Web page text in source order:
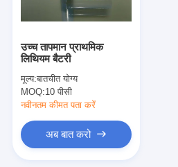
आपातकालीन प्रकाश बैटरी
ली Mno2 बैटरी
ली Socl2 बैटरी
हाइब्रिड कार बैटरी
उच्च तापमान प्राथमिक
लिथियम बैटरी
मूल्य:बातचीत योग्य
MOQ:10 पीसी
नवीनतम कीमत पता करें
अब बात करो